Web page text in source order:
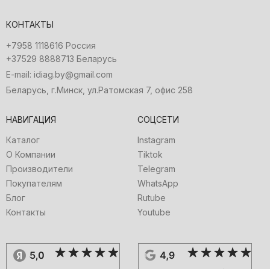
КОНТАКТЫ
+7958 1118616 Россия
+37529 8888713 Беларусь
E-mail: idiag.by@gmail.com
Беларусь, г.Минск, ул.Ратомская 7, офис 258
НАВИГАЦИЯ
Каталог
О Компании
Производители
Покупателям
Блог
Контакты
СОЦСЕТИ
Instagram
Tiktok
Telegram
WhatsApp
Rutube
Youtube